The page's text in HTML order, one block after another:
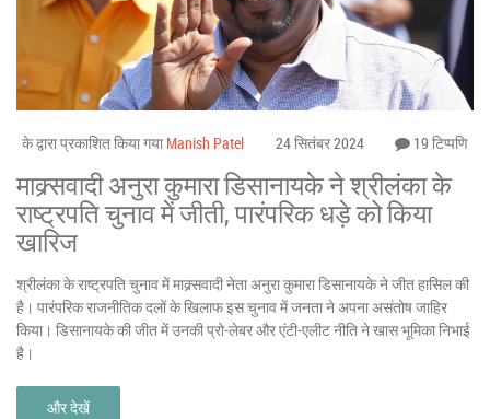
के द्वारा प्रकाशित किया गया Manish Patel 24 सितंबर 2024 19 टिप्पणि
माक्र्सवादी अनुरा कुमारा डिसानायके ने श्रीलंका के
राष्ट्रपति चुनाव में जीती, पारंपरिक धड़े को किया
खारिज
श्रीलंका के राष्ट्रपति चुनाव में माक्र्सवादी नेता अनुरा कुमारा डिसानायके ने जीत हासिल की
है। पारंपरिक राजनीतिक दलों के खिलाफ इस चुनाव में जनता ने अपना असंतोष जाहिर
किया। डिसानायके की जीत में उनकी प्रो-लेबर और एंटी-एलीट नीति ने खास भूमिका निभाई
है।
और देखें